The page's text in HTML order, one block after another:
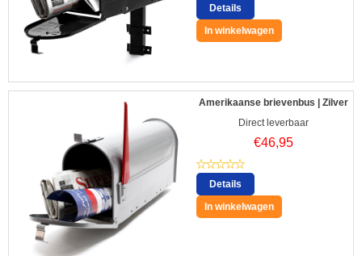
Details
In winkelwagen
Amerikaanse brievenbus | Zilver
Direct leverbaar
€46,95
Details
In winkelwagen